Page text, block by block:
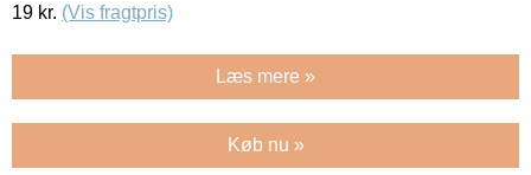
19 kr. (Vis fragtpris)
Læs mere »
Køb nu »